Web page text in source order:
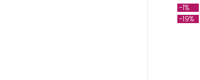
-1%
-19%